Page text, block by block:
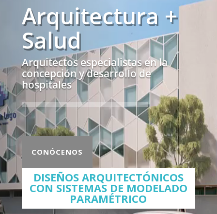
Arquitectura +
Salud
Arquitectos especialistas en la
concepción y desarrollo de
hospitales
CONÓCENOS
DISEÑOS ARQUITECTÓNICOS
CON SISTEMAS DE MODELADO
PARAMÉTRICO